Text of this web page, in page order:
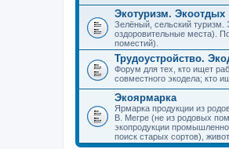
Экотуризм. Экоотдых
Зелёный, сельский туризм.
оздоровительные места).
поместий).
Трудоустройство.
Форум для тех, кто ищет
совместного экодела; кто
Экоярмарка
Ярмарка продукции из
В. Мегре (не из родовых
экопродукции
поиск старых сортов),